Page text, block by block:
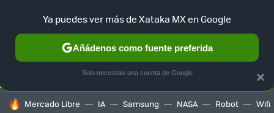
SELECCIÓN GAMING HOME AUTO TERRITORIO
HOY SE HABLA DE
Mercado Libre IA Samsung NASA Robot Wifi
×
Ya puedes ver más de Xataka MX en Google
Añádenos como fuente preferida
Solo necesitas una cuenta de Google